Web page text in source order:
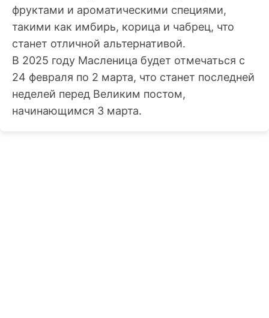
фруктами и ароматическими специями,
такими как имбирь, корица и чабрец, что
станет отличной альтернативой.
В 2025 году Масленица будет отмечаться с
24 февраля по 2 марта, что станет последней
неделей перед Великим постом,
начинающимся 3 марта.